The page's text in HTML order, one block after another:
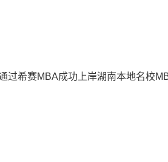
过希赛MBA成功上岸湖南本地名校